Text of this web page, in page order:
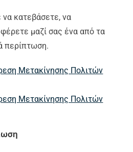
να κατεβάσετε, να
μαζί σας ένα από τα
περίπτωση.
Μετακίνησης Πολιτών
Μετακίνησης Πολιτών